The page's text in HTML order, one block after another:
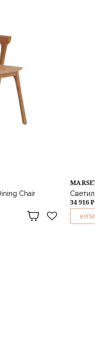
Chair
34 916 ₽